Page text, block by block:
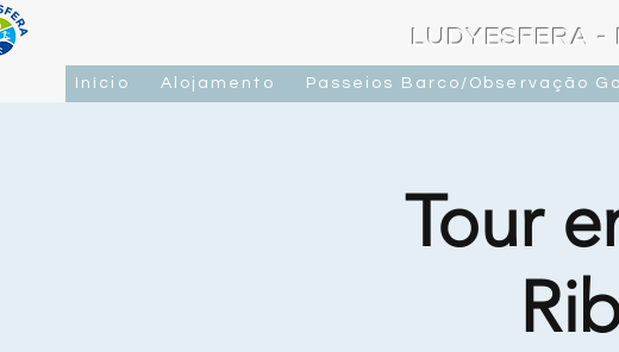
LUDYESFERA -
Início Alojamento Passeios Barco/Observação
Tour